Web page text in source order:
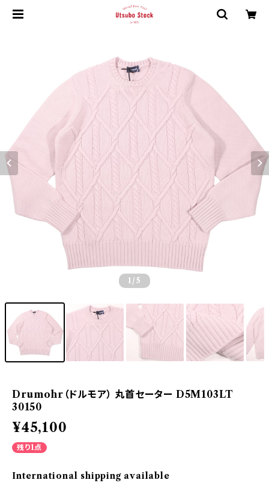
1 /5
Drumohr（ドルモア） 丸首セーター D5M103LT
30150
¥45,100
残り1点
International shipping available